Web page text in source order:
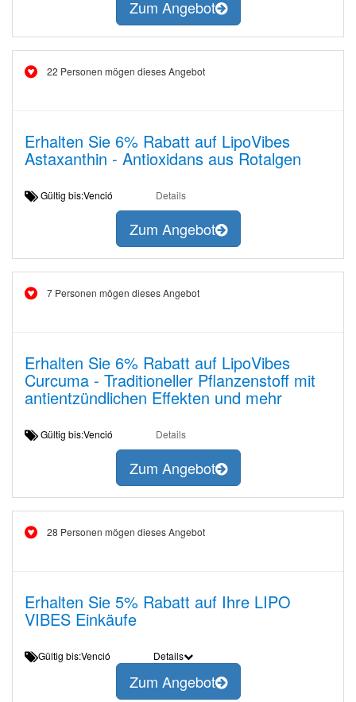
Zum Angebot
22 Personen mögen dieses Angebot
Erhalten Sie 6% Rabatt auf LipoVibes
Astaxanthin - Antioxidans aus Rotalgen
Gültig bis:Venció Details
Zum Angebot
7 Personen mögen dieses Angebot
Erhalten Sie 6% Rabatt auf LipoVibes
Curcuma - Traditioneller Pflanzenstoff mit
antientzündlichen Effekten und mehr
Gültig bis:Venció Details
Zum Angebot
28 Personen mögen dieses Angebot
Erhalten Sie 5% Rabatt auf Ihre LIPO
VIBES Einkäufe
Gültig bis:Venció Details
Zum Angebot